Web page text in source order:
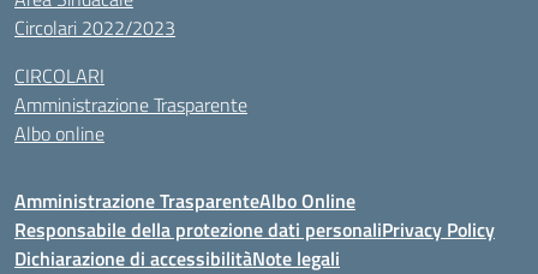
Circolari 2022/2023
CIRCOLARI
Amministrazione Trasparente
Albo online
Amministrazione TrasparenteAlbo Online
Responsabile della protezione dati personaliPrivacy Policy
Dichiarazione di accessibilitàNote legali